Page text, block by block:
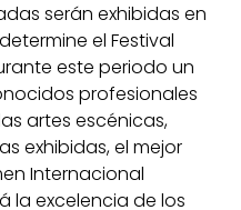
serán exhibidas en
el Festival
este periodo un
profesionales
artes escénicas,
exhibidas, el mejor
Internacional
la excelencia de los